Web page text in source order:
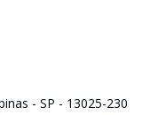
- SP - 13025-230